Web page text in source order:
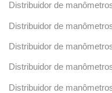
Distribuidor de
Distribuidor de
Distribuidor de
Distribuidor de
Distribuidor de